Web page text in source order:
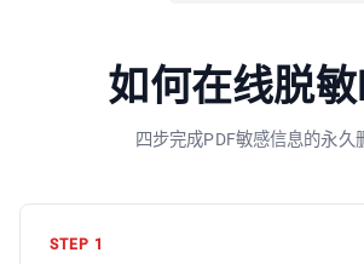
如何在线脱敏
四步完成PDF敏感信息的永久
STEP 1